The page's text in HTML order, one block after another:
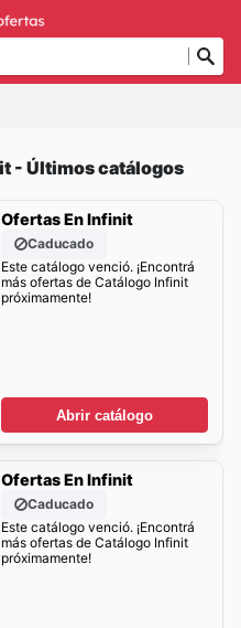
- Últimos catálogos
Ofertas En Infinit
Caducado
Este catálogo venció. ¡Encontrá
más ofertas de Catálogo Infinit
próximamente!
Abrir catálogo
Ofertas En Infinit
Caducado
Este catálogo venció. ¡Encontrá
más ofertas de Catálogo Infinit
próximamente!